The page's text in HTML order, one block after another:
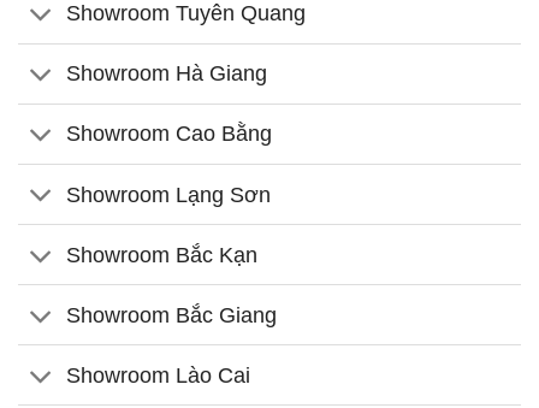
Showroom Tuyên Quang
Showroom Hà Giang
Showroom Cao Bằng
Showroom Lạng Sơn
Showroom Bắc Kạn
Showroom Bắc Giang
Showroom Lào Cai